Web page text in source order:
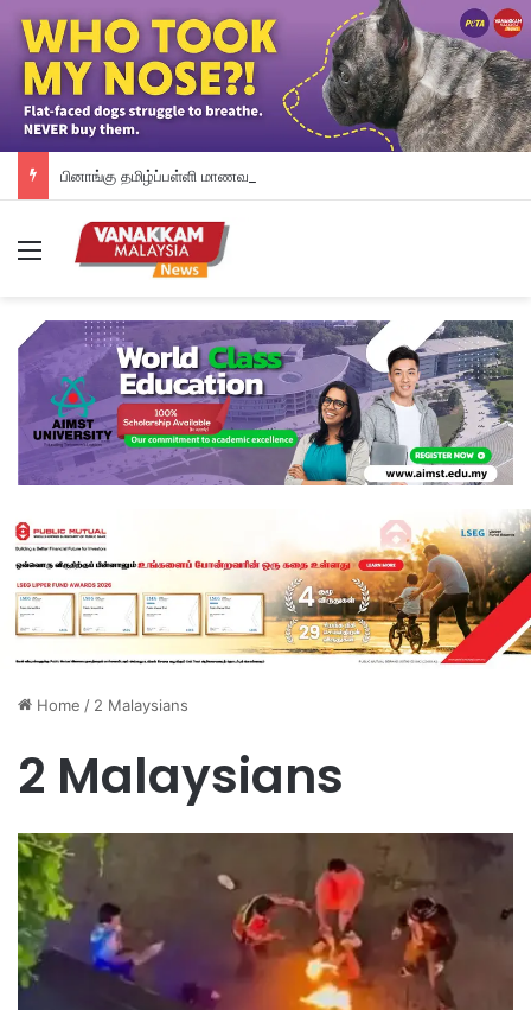
Menu
Home / 2 Malaysians
2 Malaysians